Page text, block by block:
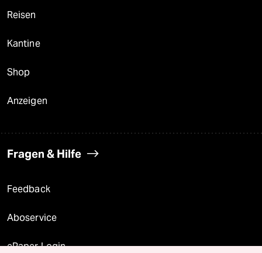
Reisen
Kantine
Shop
Anzeigen
Fragen & Hilfe
Feedback
Aboservice
ePaper Login